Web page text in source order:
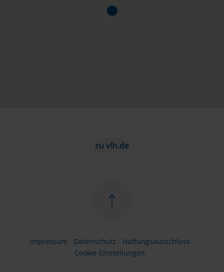
zu vlh.de
Impressum Datenschutz
Haftungsausschluss
Cookie-Einstellungen